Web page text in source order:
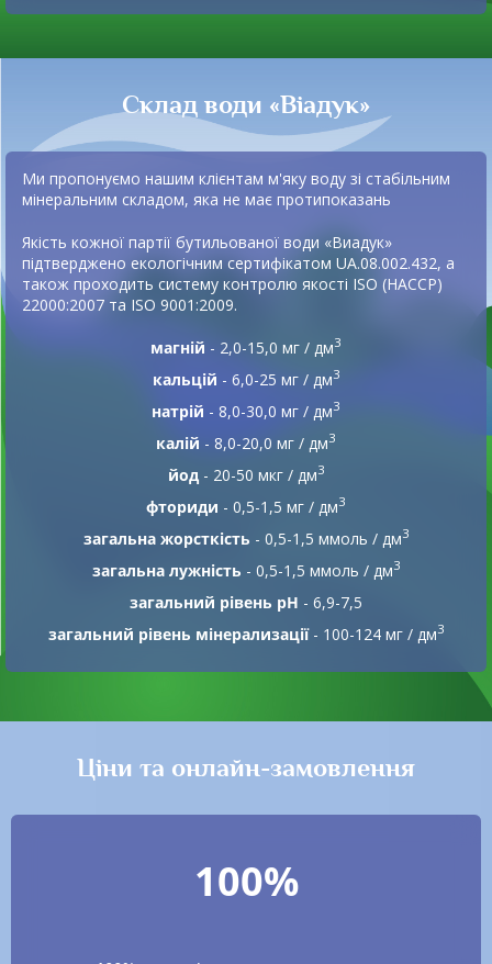
Склад води «Віадук»
Ми пропонуємо нашим клієнтам м'яку воду зі стабільним
мінеральним складом, яка не має протипоказань
Якість кожної партії бутильованої води «Виадук»
підтверджено екологічним сертифікатом UA.08.002.432, а
також проходить систему контролю якості ISO (HACCP)
22000:2007 та ISO 9001:2009.
магній - 2,0-15,0 мг / дм3
кальцій - 6,0-25 мг / дм3
натрій - 8,0-30,0 мг / дм3
калій - 8,0-20,0 мг / дм3
йод- 20-50 мкг / дм3
фториди - 0,5-1,5 мг / дм3
загальна жорсткість - 0,5-1,5 ммоль / дм3
загальна лужність - 0,5-1,5 ммоль / дм3
загальний рівень pH - 6,9-7,5
загальний рівень мінерализації- 100-124 мг / дм3
Ціни та онлайн-замовлення
100%